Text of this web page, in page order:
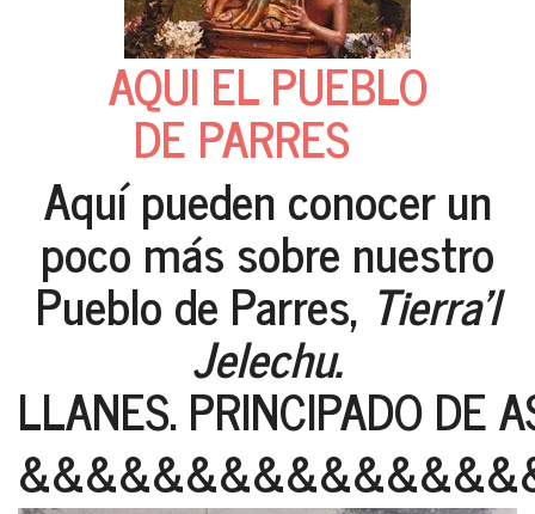
AQUI EL PUEBLO
DE PARRES
Aquí pueden conocer un
poco más sobre nuestro
Pueblo de Parres, Tierra'l
Jelechu.
LLANES. PRINCIPADO DE